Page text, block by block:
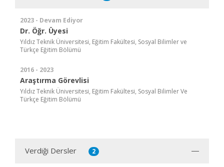
2023 - Devam Ediyor
Dr. Öğr. Üyesi
Yıldız Teknik Üniversitesi, Eğitim Fakültesi, Sosyal Bilimler ve
Türkçe Eğitim Bölümü
2016 - 2023
Araştırma Görevlisi
Yıldız Teknik Üniversitesi, Eğitim Fakültesi, Sosyal Bilimler Ve
Türkçe Eğitim Bölümü
Verdiği Dersler 2